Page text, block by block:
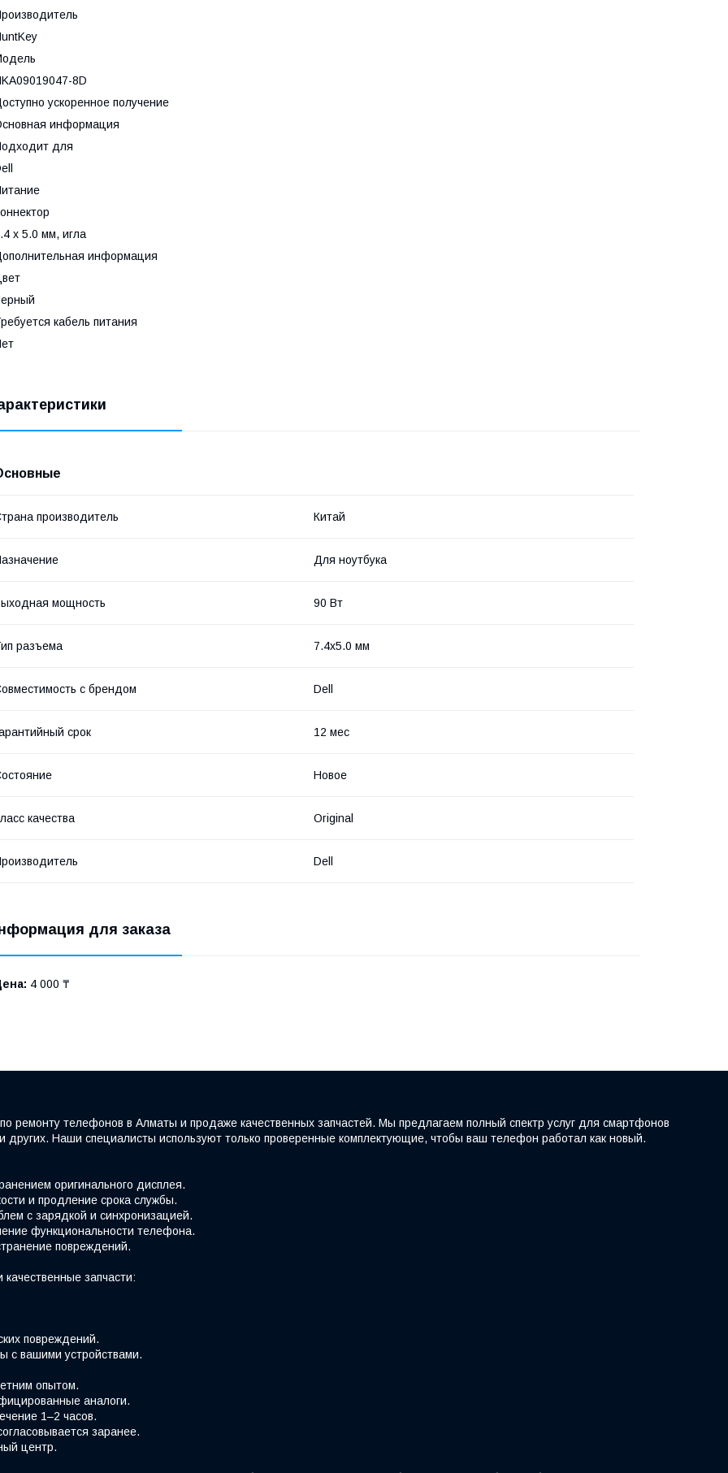
8D
ускоренное получение
информация
для
x 5.0 мм, игла
информация
кабель питания
производитель Китай
Для ноутбука
мощность 90 Вт
разъема 7.4x5.0 мм
с брендом Dell
срок 12 мес
Новое
качества Original
Dell
для заказа
4 000 ₸
телефонов в Алматы и продаже качественных запчастей. Мы предлагаем полный спектр услуг для смартфонов
других. Наши специалисты используют только проверенные комплектующие, чтобы ваш телефон работал как новый.
оригинального дисплея.
и продление срока службы.
с зарядкой и синхронизацией.
функциональности телефона.
повреждений.
запчасти:
повреждений.
с вашими устройствами.
опытом.
аналоги.
1–2 часов.
заранее.
центр.